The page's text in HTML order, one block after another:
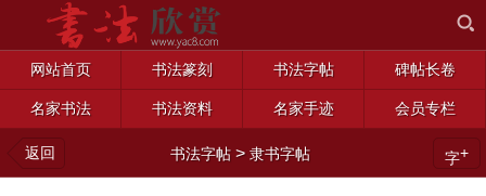
网站首页 书法篆刻 书法字帖 碑帖长卷
名家书法 书法资料 名家手迹 会员专栏
返回 书法字帖 >隶书字帖 字+